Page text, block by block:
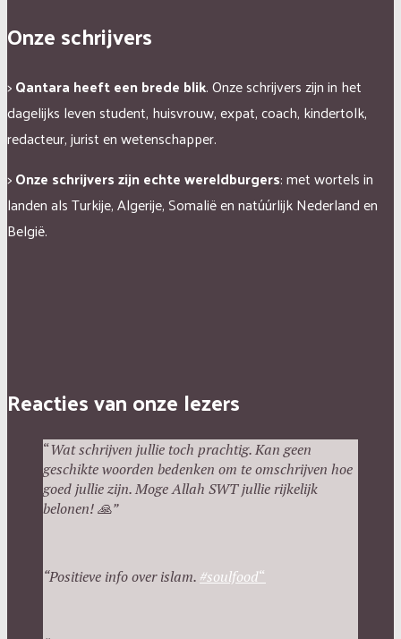
Onze schrijvers
>Qantara heeft een brede blik. Onze schrijvers zijn in het
dagelijks leven student, huisvrouw, expat, coach, kindertolk,
redacteur, jurist en wetenschapper.
>Onze schrijvers zijn echte wereldburgers: met wortels in
landen als Turkije, Algerije, Somalië en natúúrlijk Nederland en
België.
Reacties van onze lezers
“Wat schrijven jullie toch prachtig. Kan geen
geschikte woorden bedenken om te omschrijven hoe
goed jullie zijn. Moge Allah SWT jullie rijkelijk
belonen!🙏”
“Positieve info over islam. #soulfood“